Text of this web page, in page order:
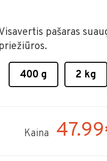
pašaras
priežiūros.
400 g 2 kg
Kaina